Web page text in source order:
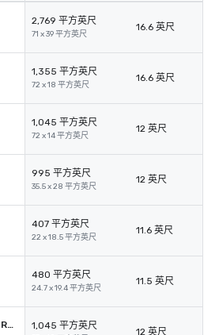
2,769 平方英尺
71 x 39 平方英尺
16.6 英尺
1,355 平方英尺
72 x 18 平方英尺
16.6 英尺
1,045 平方英尺
72 x 14 平方英尺
12 英尺
995 平方英尺
35.5 x 28 平方英尺
12 英尺
407 平方英尺
22 x 18.5 平方英尺
11.6 英尺
480 平方英尺
24.7 x 19.4 平方英尺
11.5 英尺
Outdoor Portico Living Room 1,045 平方英尺
12 英尺